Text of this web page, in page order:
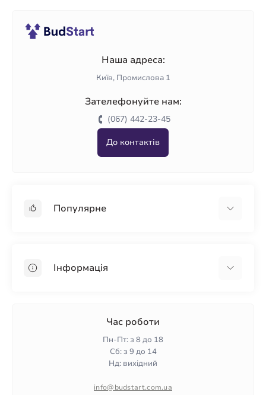
Наша адреса:
Київ, Промислова 1
Зателефонуйте нам:
(067) 442-23-45
До контактів
Популярне
ПінопластІнформація
Гарантія та повернення
Політика конфіденційності
Час роботи
Пн-Пт: з 8 до 18
Сб: з 9 до 14
Нд: вихідний
info@budstart.com.ua